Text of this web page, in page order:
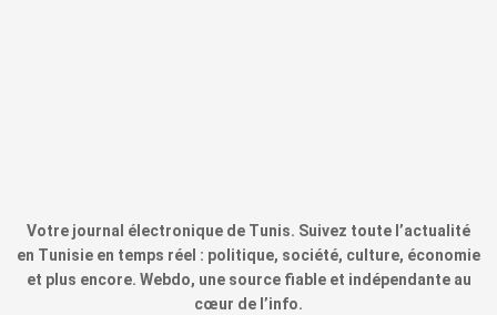
Votre journal électronique de Tunis. Suivez toute l’actualité
en Tunisie en temps réel : politique, société, culture, économie
et plus encore. Webdo, une source fiable et indépendante au
cœur de l’info.